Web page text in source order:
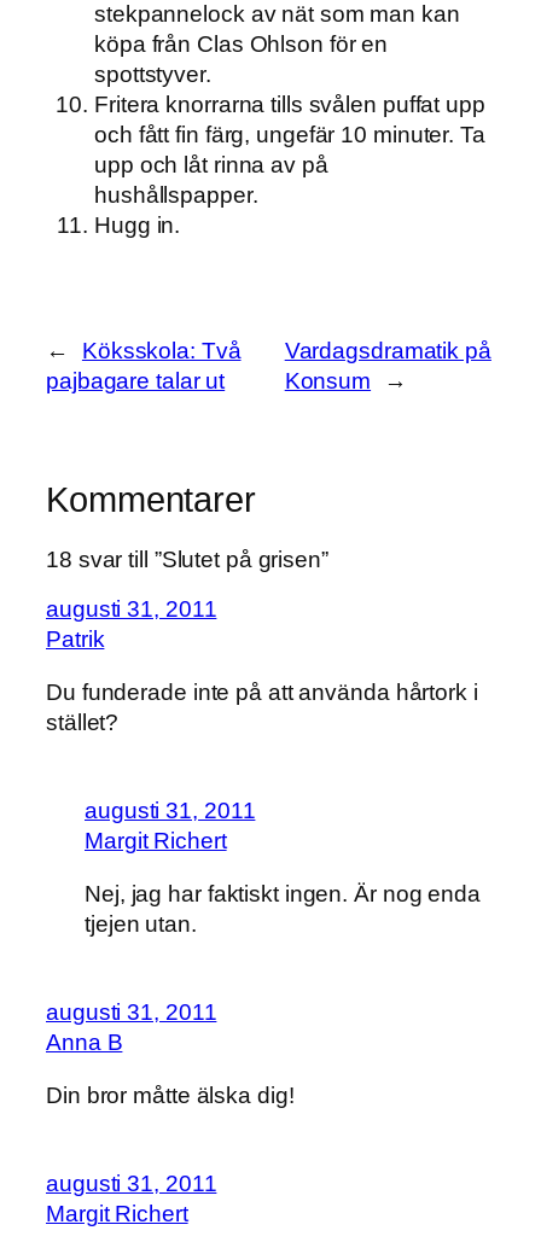
stekpannelock av nät som man kan
köpa från Clas Ohlson för en
spottstyver.
Fritera knorrarna tills svålen puffat upp
och fått fin färg, ungefär 10 minuter. Ta
upp och låt rinna av på
hushållspapper.
Hugg in.
←
Köksskola: Två
pajbagare talar ut
Vardagsdramatik på
Konsum
→
Kommentarer
18 svar till ”Slutet på grisen”
augusti 31, 2011
Patrik
Du funderade inte på att använda hårtork i
stället?
augusti 31, 2011
Margit Richert
Nej, jag har faktiskt ingen. Är nog enda
tjejen utan.
augusti 31, 2011
Anna B
Din bror måtte älska dig!
augusti 31, 2011
Margit Richert